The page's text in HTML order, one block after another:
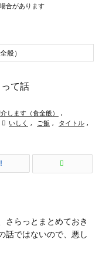
合があります
般）
て話
します（食全般）
,
 いしく , ご飯 , タイトル ,
さらっとまとめておき
話ではないので、悪し